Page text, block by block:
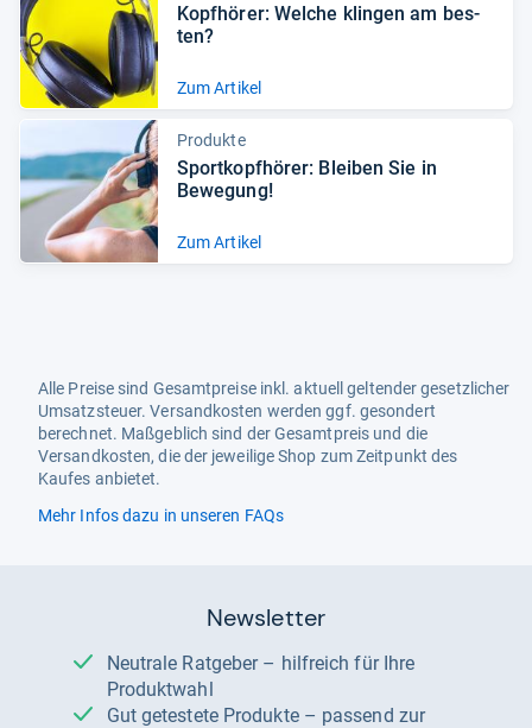
Kopf­hö­rer: Wel­che klin­gen am bes­
ten?
Zum Artikel
Produkte
Sport­kopf­hö­rer: Blei­ben Sie in
Bewe­gung!
Zum Artikel
Alle Preise sind Gesamtpreise inkl. aktuell geltender gesetzlicher
Umsatzsteuer. Versandkosten werden ggf. gesondert
berechnet. Maßgeblich sind der Gesamtpreis und die
Versandkosten, die der jeweilige Shop zum Zeitpunkt des
Kaufes anbietet.
Mehr Infos dazu in unseren FAQs
Newsletter
Neutrale Ratgeber – hilfreich für Ihre
Produktwahl
Gut getestete Produkte – passend zur